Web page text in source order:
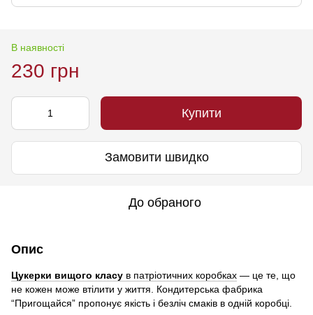
В наявності
230 грн
Купити
Замовити швидко
До обраного
Опис
Цукерки вищого класу в патріотичних коробках — це те, що
не кожен може втілити у життя. Кондитерська фабрика
“Пригощайся” пропонує якість і безліч смаків в одній коробці.